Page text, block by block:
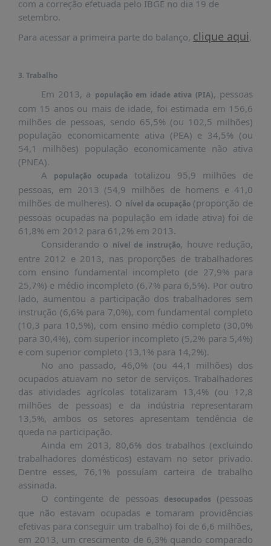
DADOS
SOBRE
FRENTE
MATERIAIS
INFORMAÇÕES
CURSOS
EVENTOS
INSCRIÇÕES
MATERIAIS
DISPONÍVEIS
PUBLICAÇÕES
REVISTA
RUMOS
LIVROS
ESTUDOS
NOTÍCIAS
PRÊMIO
ABDE-
BID
PRÊMIO
ABDE
DE
JORNALISMO
SABER
CONTATO
com a correção efetuada pelo IBGE no dia 19 de
setembro.
Para acessar a primeira parte do balanço, clique aqui.
3. Trabalho
Em 2013, a população em idade ativa (PIA), pessoas
com 15 anos ou mais de idade, foi estimada em 156,6
milhões de pessoas, sendo 65,5% (ou 102,5 milhões)
população economicamente ativa (PEA) e 34,5% (ou
54,1 milhões) população economicamente não ativa
(PNEA).
A
população ocupada
totalizou 95,9 milhões de
pessoas, em 2013 (54,9 milhões de homens e 41,0
milhões de mulheres). O nível da ocupação(proporção de
pessoas ocupadas na população em idade ativa) foi de
61,8% em 2012 para 61,2% em 2013.
Considerando o nível de instrução, houve redução,
entre 2012 e 2013, nas proporções de trabalhadores
com ensino fundamental incompleto (de 27,9% para
25,7%) e médio incompleto (6,7% para 6,5%). Por outro
lado, aumentou a participação dos trabalhadores sem
instrução (6,6% para 7,0%), com fundamental completo
(10,3 para 10,5%), com ensino médio completo (30,0%
para 30,4%), com superior incompleto (5,2% para 5,4%)
e com superior completo (13,1% para 14,2%).
No ano passado, 46,0% (ou 44,1 milhões) dos
ocupados atuavam no setor de serviços. Trabalhadores
das atividades agrícolas totalizaram 13,4% (ou 12,8
milhões de pessoas) e da indústria representaram
13,5%, ambos os setores apresentam tendência de
queda na participação.
Ainda em 2013, 80,6% dos trabalhos (excluindo
trabalhadores domésticos) estavam no setor privado.
Dentre esses, 76,1% possuíam carteira de trabalho
assinada.
O contingente de pessoas
desocupados
(pessoas
que não estavam ocupadas e tomaram providências
efetivas para conseguir um trabalho) foi de 6,6 milhões,
em 2013, um crescimento de 6,3% quando comparado